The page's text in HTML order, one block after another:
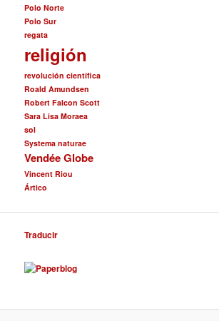
Polo Norte
Polo Sur
regata
religión
revolución científica
Roald Amundsen
Robert Falcon Scott
Sara Lisa Moraea
sol
Systema naturae
Vendée Globe
Vincent Riou
Ártico
Traducir